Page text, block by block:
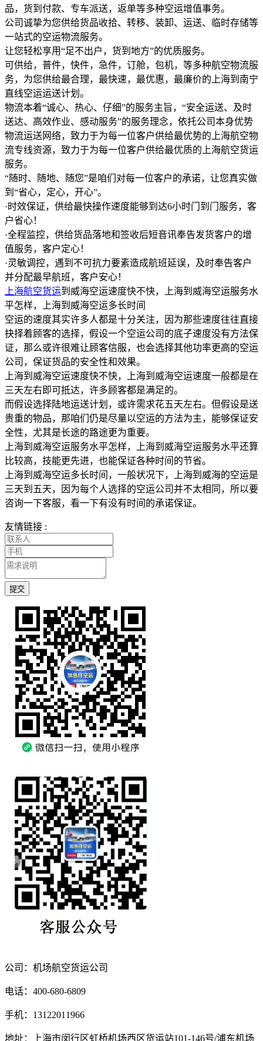
品，货到付款、专车派送，返单等多种空运增值事务。
公司诚挚为您供给货品收拾、转移、装卸、运送、临时存储等
一站式的空运物流服务。
让您轻松享用“足不出户，货到地方”的优质服务。
可供给，普件，快件，急件，订舱，包机，等多种航空物流服
务，为您供给最合理，最快速，最优惠，最廉价的上海到南宁
直线空运运送计划。
物流本着“诚心、热心、仔细”的服务主旨，“安全运送、及时
送达、高效作业、感动服务”的服务理念，依托公司本身优势
物流运送网络，致力于为每一位客户供给最优势的上海航空物
流专线资源，致力于为每一位客户供给最优质的上海航空货运
服务。
“随时、随地、随您”是咱们对每一位客户的承诺，让您真实做
到“省心，定心，开心”。
·时效保证，供给最快操作速度能够到达6小时门到门服务，客
户省心！
·全程监控，供给货品落地和签收后短音讯奉告发货客户的增
值服务，客户定心！
·灵敏调控，遇到不可抗力要素造成航班延误，及时奉告客户
并分配最早航班，客户安心！
上海航空货运到威海空运速度快不快，上海到威海空运服务水
平怎样，上海到威海空运多长时间
空运的速度其实许多人都是十分关注，因为那些速度往往直接
抉择着顾客的选择，假设一个空运公司的底子速度没有方法保
证，那么或许很难让顾客信服，也会选择其他功率更高的空运
公司，保证货品的安全性和效果。
上海到威海空运速度快不快，上海到威海空运速度一般都是在
三天左右即可抵达，许多顾客都是满足的。
而假设选择陆地运送计划，或许需求花五天左右。但假设是送
贵重的物品，那咱们仍是尽量以空运的方法为主，能够保证安
全性，尤其是长途的路途更为重要。
上海到威海空运服务水平怎样，上海到威海空运服务水平还算
比较高，技能更先进，也能保证各种时间的节省。
上海到威海空运多长时间，一般状况下，上海到威海的空运是
三天到五天，因为每个人选择的空运公司并不太相同，所以要
咨询一下客服，看一下有没有时间的承诺保证。
友情链接 :
提交
公司：机场航空货运公司
电话：400-680-6809
手机：13122011966
地址：上海市闵行区虹桥机场西区货运站101-146号/浦东机场